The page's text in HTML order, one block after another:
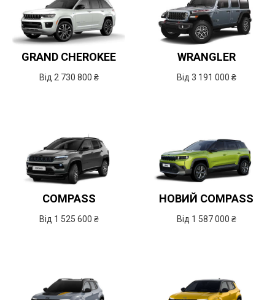
GRAND CHEROKEE
Від 2 730 800 ₴
WRANGLER
Від 3 191 000 ₴
COMPASS
Від 1 525 600 ₴
НОВИЙ COMPASS
Від 1 587 000 ₴